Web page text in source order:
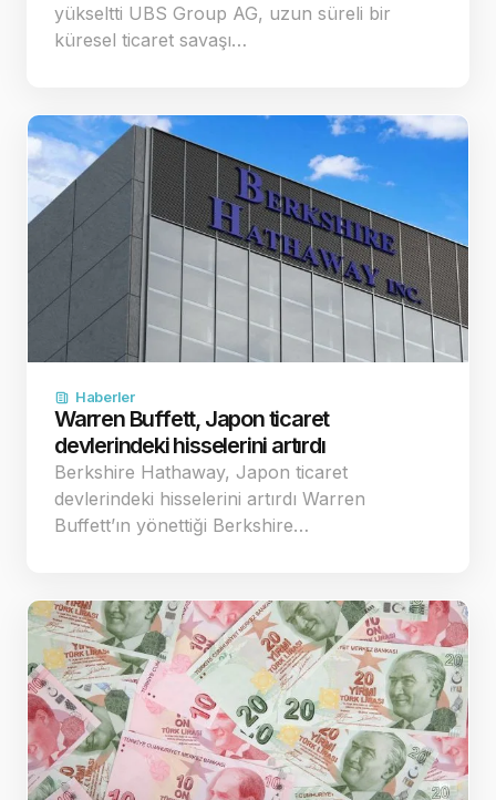
yükseltti UBS Group AG, uzun süreli bir
küresel ticaret savaşı…
Haberler
Warren Buffett, Japon ticaret
devlerindeki hisselerini artırdı
Berkshire Hathaway, Japon ticaret
devlerindeki hisselerini artırdı Warren
Buffett’ın yönettiği Berkshire…